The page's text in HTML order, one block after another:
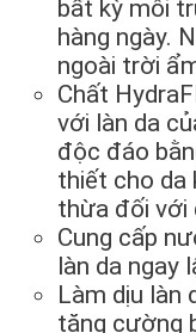
bất kỳ môi
hàng ngày.
ngoài trời
Chất
với làn da
độc đáo
thiết cho da
thừa đối với
Cung cấp
làn da ngay
Làm dịu làn
tăng cường